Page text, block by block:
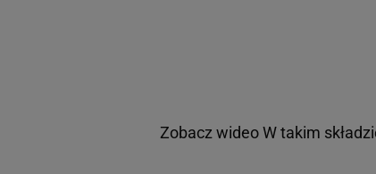
Zobacz wideoW takim